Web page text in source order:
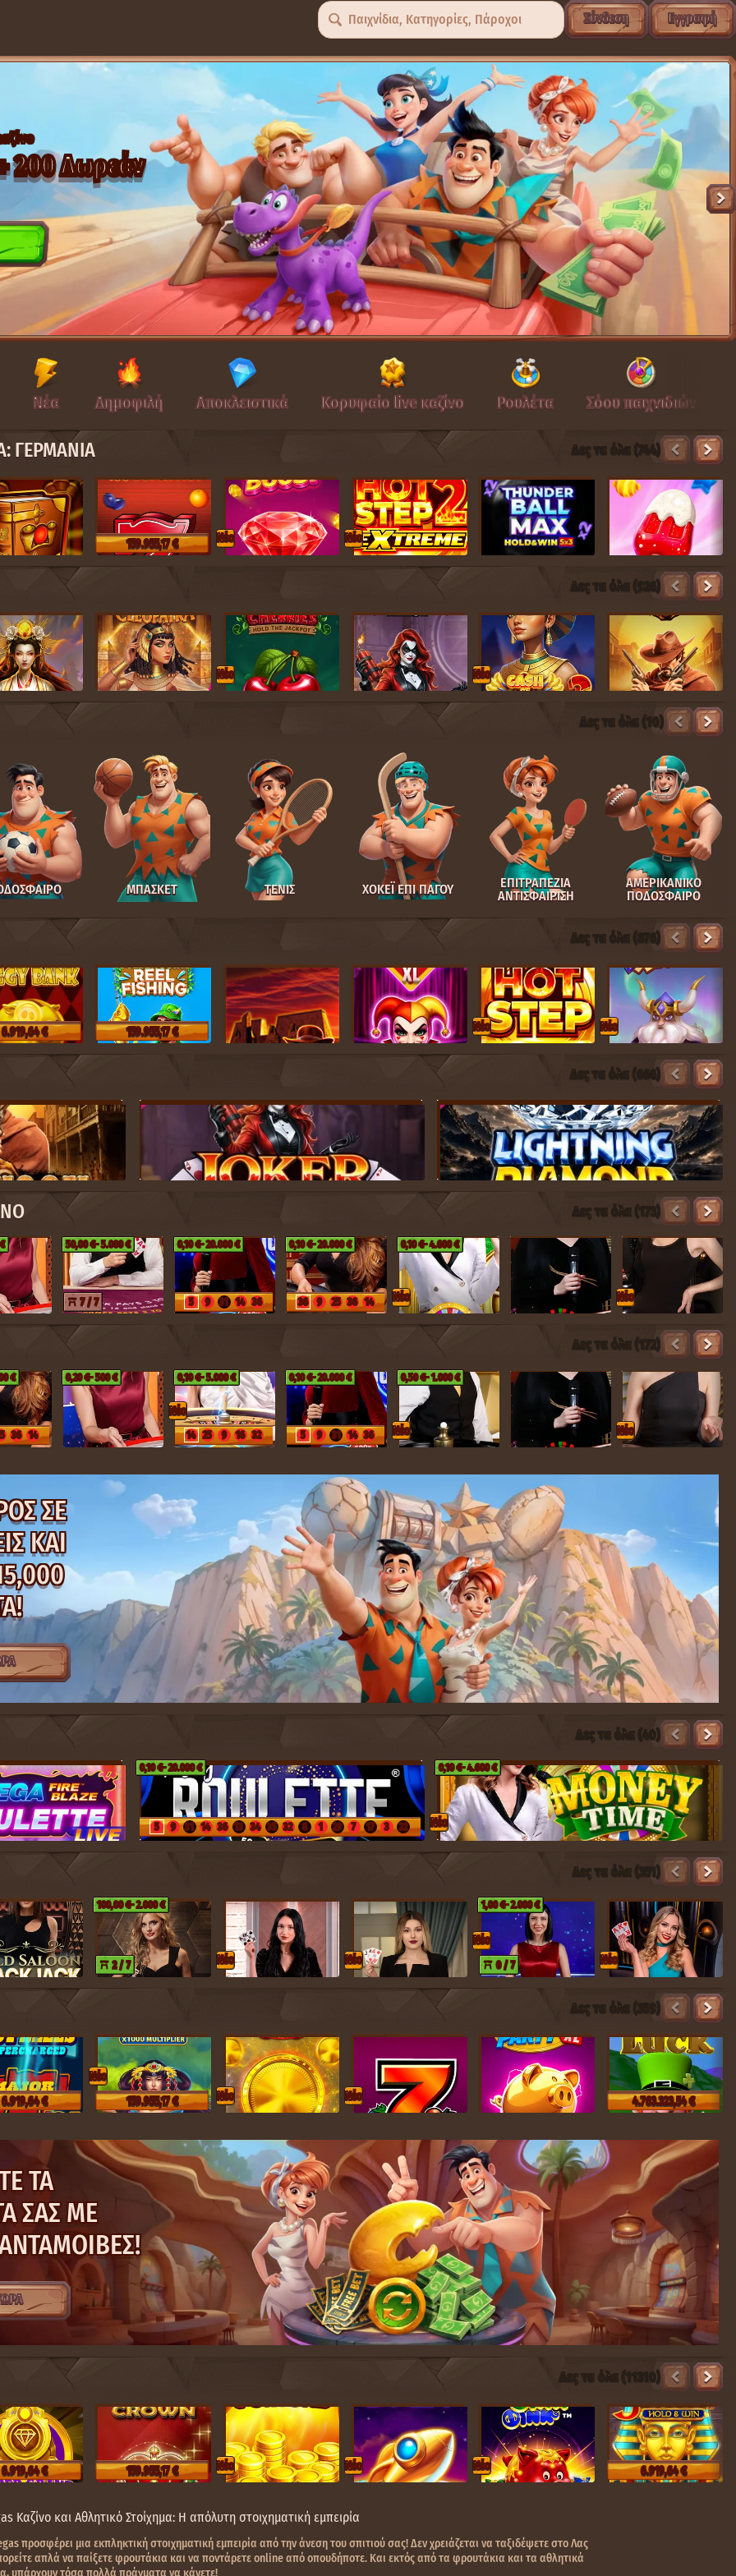
Παιχνίδια, Κατηγορίες, Πάροχοι Σύνδεση Εγγραφή
200 Δωρεάν
Νέα Δημοφιλή Αποκλειστικά Κορυφαίο live καζίνο Ρουλέτα Σόου παιχνιδιών
ΓΕΡΜΑΝΊΑ Δες τα όλα (744)
159.955,17 € Nέο Nέο
Δες τα όλα (926)
Nέο Nέο
Δες τα όλα (876)
6.919,64 € 159.955,17 € Nέο Nέο
Δες τα όλα (666)
Δες τα όλα (173)
50,00 € - 5.000 €
7 / 7
0,10 € - 20.000 €
5 9 31 14
36
0,10 € - 20.000 €
36 9 25 36
14
Nέο
0,10 €- 4.600 €
Nέο
Δες τα όλα (172)
€
36
14
13
12
0,20 € - 500 €
Nέο
0,10 € - 5.000 €
14 25 9 16
32
24
1 16 26
6
0,10 € - 20.000 €
5 9 31 14
36
1
29 7 17
3
22
12 1 19
Nέο
0,50 €- 1.000 €
Nέο
Δες τα όλα (40)
0,10 €- 20.000 €
5 9 31 14 36 13 34 35 32 8 1 29 7 17 3
22
Nέο
0,10 €- 4.600 €
Δες τα όλα (351)
100,00 €- 2.000 €
2 / 7 Nέο Nέο
Nέο
1,00 €- 2.000 €
0 / 7 Nέο
Δες τα όλα (359)
6.919,64 €
Nέο
159.955,17 €
Nέο Nέο 4.763.323,54 €
Δες τα όλα (11310)
6.919,64 € 159.955,17 € Nέο Nέο Nέο 6.919,64 €
Δες τα όλα (10)
ΜΠΆΣΚΕΤ ΤΕΝΙΣ ΧΟΚΕΪ ΕΠΙ ΠΑΓΟΥ
ΕΠΙΤΡΑΠΕΖΙΑ
ΑΝΤΙΣΦΑΙΡΙΣΗ
ΑΜΕΡΙΚΑΝΙΚΟ
ΠΟΔΟΣΦΑΙΡΟ
ΣΕ
ΚΑΙ
ΤΑ
ΣΑΣ ΜΕ
Καζίνο και Αθλητικό Στοίχημα: Η απόλυτη στοιχηματική εμπειρία
προσφέρει μια εκπληκτική στοιχηματική εμπειρία από την άνεση του σπιτιού σας! Δεν χρειάζεται να ταξιδέψετε στο Λας
απλά να παίξετε φρουτάκια και να ποντάρετε online από οπουδήποτε. Και εκτός από τα φρουτάκια και τα αθλητικά
υπάρχουν τόσα πολλά πράγματα να κάνετε!